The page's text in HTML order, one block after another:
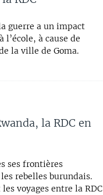
guerre a un impact
à cause de
la ville de Goma.
la RDC en
ses frontières
rebelles burundais.
voyages entre la RDC